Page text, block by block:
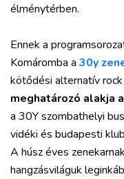
élménytérben.
Ennek a
Komáromba a 30y
kötődési alternatív
meghatározó alakja
a 30Y szombathelyi
vidéki és budapesti
A húsz éves
hangzásviláguk